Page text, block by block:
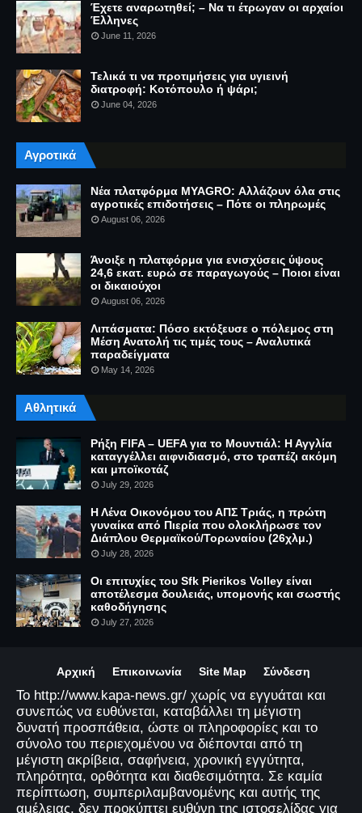
Έχετε αναρωτηθεί; – Να τι έτρωγαν οι αρχαίοι
Έλληνες
June 11, 2026
Τελικά τι να προτιμήσεις για υγιεινή
διατροφή: Κοτόπουλο ή ψάρι;
June 04, 2026
Αγροτικά
Νέα πλατφόρμα MYAGRO: Αλλάζουν όλα στις
αγροτικές επιδοτήσεις – Πότε οι πληρωμές
August 06, 2026
Άνοιξε η πλατφόρμα για ενισχύσεις ύψους
24,6 εκατ. ευρώ σε παραγωγούς – Ποιοι είναι
οι δικαιούχοι
August 06, 2026
Λιπάσματα: Πόσο εκτόξευσε ο πόλεμος στη
Μέση Ανατολή τις τιμές τους – Αναλυτικά
παραδείγματα
May 14, 2026
Αθλητικά
Ρήξη FIFA – UEFA για το Μουντιάλ: Η Αγγλία
καταγγέλλει αιφνιδιασμό, στο τραπέζι ακόμη
και μποϊκοτάζ
July 29, 2026
Η Λένα Οικονόμου του ΑΠΣ Τριάς, η πρώτη
γυναίκα από Πιερία που ολοκλήρωσε τον
Διάπλου Θερμαϊκού/Τορωναίου (26χλμ.)
July 28, 2026
Οι επιτυχίες του Sfk Pierikos Volley είναι
αποτέλεσμα δουλειάς, υπομονής και σωστής
καθοδήγησης
July 27, 2026
Αρχική Επικοινωνία Site Map Σύνδεση
Το http://www.kapa-news.gr/ χωρίς να εγγυάται και
συνεπώς να ευθύνεται, καταβάλλει τη μέγιστη
δυνατή προσπάθεια, ώστε οι πληροφορίες και το
σύνολο του περιεχομένου να διέπονται από τη
μέγιστη ακρίβεια, σαφήνεια, χρονική εγγύτητα,
πληρότητα, ορθότητα και διαθεσιμότητα. Σε καμία
περίπτωση, συμπεριλαμβανομένης και αυτής της
αμέλειας, δεν προκύπτει ευθύνη της ιστοσελίδας για